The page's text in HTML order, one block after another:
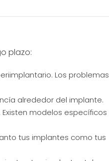
plazo:
Los problemas
alrededor del implante.
modelos específicos
tus implantes como tus